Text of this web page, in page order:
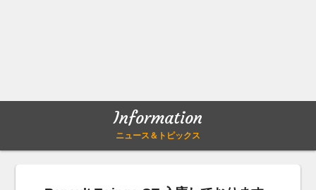
Company outline
会社概要
Information
ニュース＆トピックス